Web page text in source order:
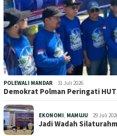
POLEWALI MANDAR 31 Juli 2026
Demokrat Polman Peringati
EKONOMI MAMUJU 29 Juli
Jadi Wadah